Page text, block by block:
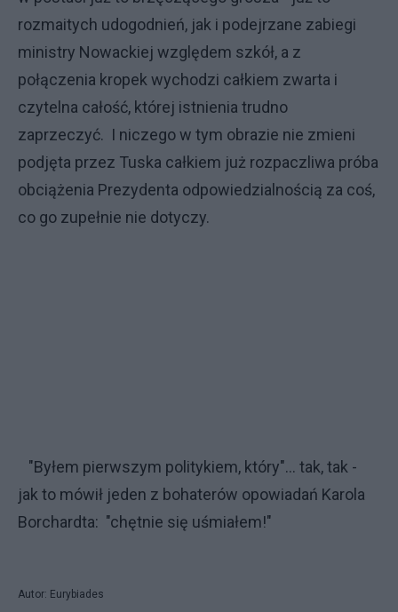
rozmaitych udogodnień, jak i podejrzane zabiegi
ministry Nowackiej względem szkół, a z
połączenia kropek wychodzi całkiem zwarta i
czytelna całość, której istnienia trudno
zaprzeczyć. I niczego w tym obrazie nie zmieni
podjęta przez Tuska całkiem już rozpaczliwa próba
obciążenia Prezydenta odpowiedzialnością za coś,
co go zupełnie nie dotyczy.
"Byłem pierwszym politykiem, który"... tak, tak -
jak to mówił jeden z bohaterów opowiadań Karola
Borchardta: "chętnie się uśmiałem!"
Autor: Eurybiades